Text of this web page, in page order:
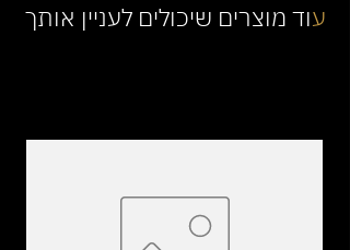
עוד מוצרים שיכולים לעניין אותך